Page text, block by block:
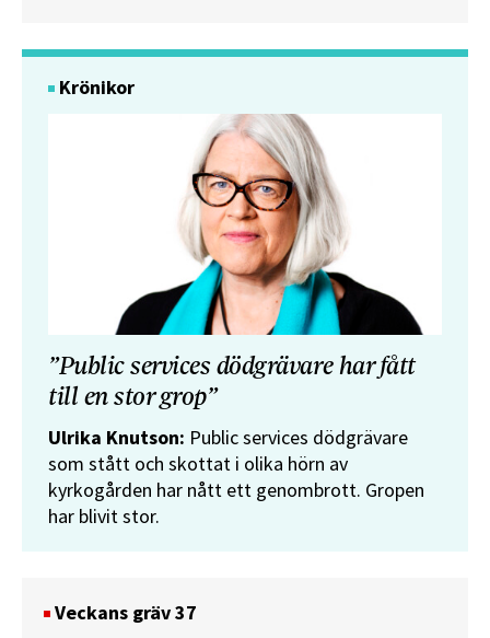
Krönikor
”Public services dödgrävare har fått
till en stor grop”
Ulrika Knutson: Public services dödgrävare
som stått och skottat i olika hörn av
kyrkogården har nått ett genombrott. Gropen
har blivit stor.
Veckans gräv 37